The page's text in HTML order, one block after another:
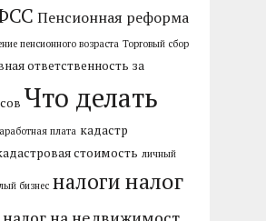
Пенсионная реформа
пенсионного возраста Торговый сбор
ответственность за
Что делать
плата кадастр
стоимость личный
бизнес налоги налог